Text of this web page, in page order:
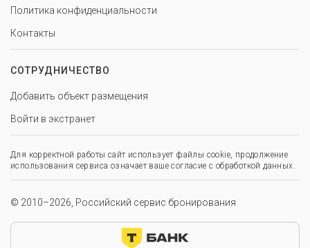
Политика конфиденциальности
Контакты
СОТРУДНИЧЕСТВО
Добавить объект размещения
Войти в экстранет
Для корректной работы сайт использует файлы cookie, продолжение
использования сервиса означает ваше согласие с обработкой данных.
© 2010–2026, Российский сервис бронирования